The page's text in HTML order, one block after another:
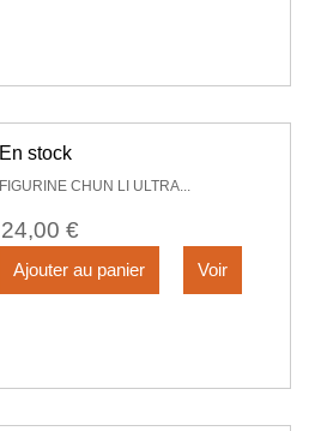
En stock
FIGURINE CHUN LI ULTRA...
24,00 €
Ajouter au panier Voir